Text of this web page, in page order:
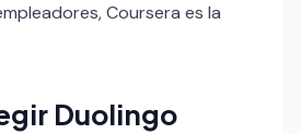
Coursera es la
Duolingo